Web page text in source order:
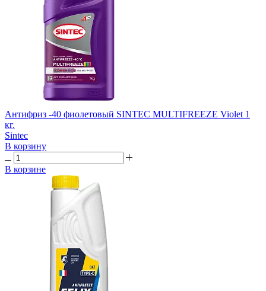
Антифриз -40 фиолетовый SINTEC MULTIFREEZE Violet 1
кг.
Sintec
В корзину
В корзине